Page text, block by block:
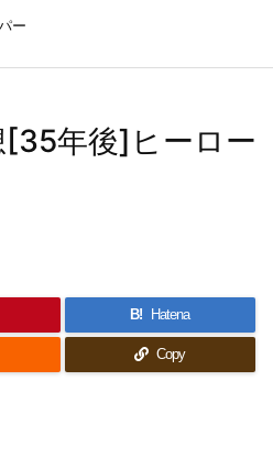
ー
[35年後]ヒーロー
B! Hatena
Copy